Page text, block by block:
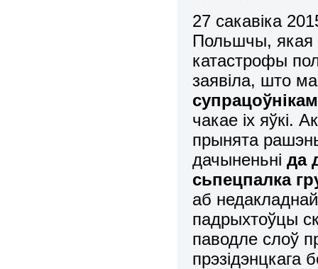
27 сакавіка
Польшчы, якая
катастрофы
заявіла, што
чакае іх яўкі.
прынята
дачыненьніда
сьпецпалка
аб
падрыхтоўцы
паводле слоў
прэзідэнцкага